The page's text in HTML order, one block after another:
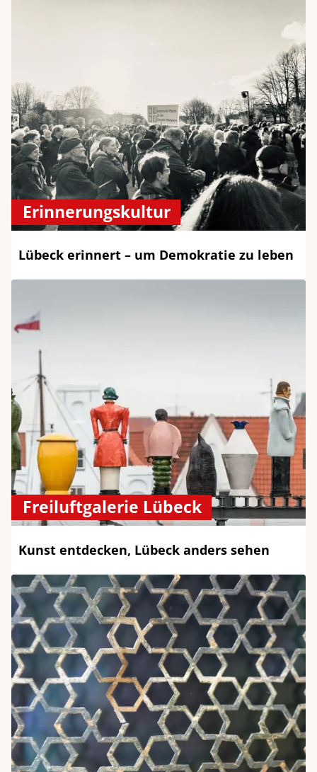
Erinnerungskultur
Lübeck erinnert – um Demokratie zu leben
Freiluftgalerie Lübeck
Kunst entdecken, Lübeck anders sehen